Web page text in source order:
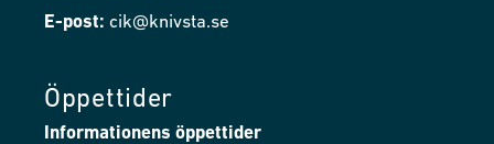
E-post: cik@knivsta.se
Öppettider
Informationens öppettider